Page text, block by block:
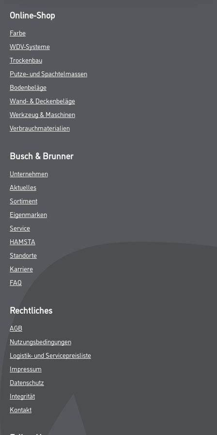
Online-Shop
Farbe
WDV-Systeme
Trockenbau
Putze- und Spachtelmassen
Bodenbeläge
Wand- & Deckenbeläge
Werkzeug & Maschinen
Verbrauchmaterialien
Busch & Brunner
Unternehmen
Aktuelles
Sortiment
Eigenmarken
Service
HAMSTA
Standorte
Karriere
FAQ
Rechtliches
AGB
Nutzungsbedingungen
Logistik- und Servicepreisliste
Impressum
Datenschutz
Integrität
Kontakt